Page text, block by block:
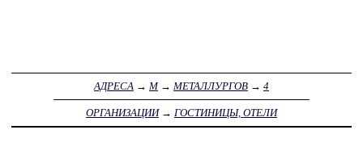
АДРЕСА → М→ МЕТАЛЛУРГОВ → 4
ОРГАНИЗАЦИИ→ ГОСТИНИЦЫ, ОТЕЛИ